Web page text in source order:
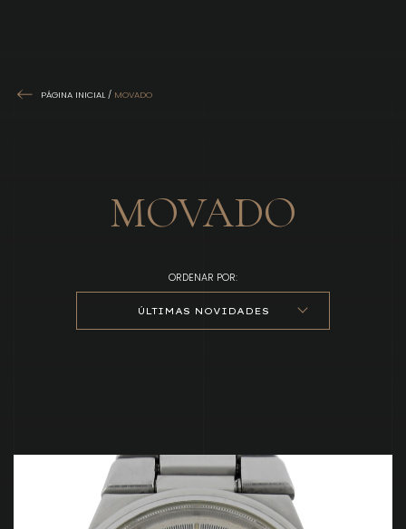
PÁGINA INICIAL / MOVADO
MOVADO
ORDENAR POR:
ÚLTIMAS NOVIDADES